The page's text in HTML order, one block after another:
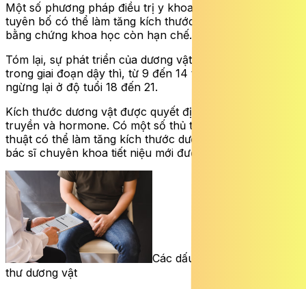
Một số phương pháp điều trị y khoa và phẫu thuật
tuyên bố có thể làm tăng kích thước dương vật nhưng
bằng chứng khoa học còn hạn chế.
Tóm lại, sự phát triển của dương vật thường bắt đầu
trong giai đoạn dậy thì, từ 9 đến 14 tuổi và thường
ngừng lại ở độ tuổi 18 đến 21.
Kích thước dương vật được quyết định bởi yếu tố di
truyền và hormone. Có một số thủ thuật hoặc phẫu
thuật có thể làm tăng kích thước dương vật nhưng chỉ
bác sĩ chuyên khoa tiết niệu mới được phép thực hiện.
Các dấu hiệu sớm của ung
thư dương vật